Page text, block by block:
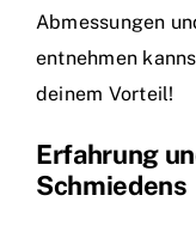
Abmessungen
entnehmen
deinem Vorteil!
Erfahrung
Schmiedens